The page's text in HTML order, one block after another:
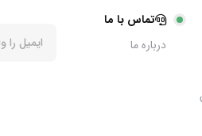
تماس با ما
درباره ما